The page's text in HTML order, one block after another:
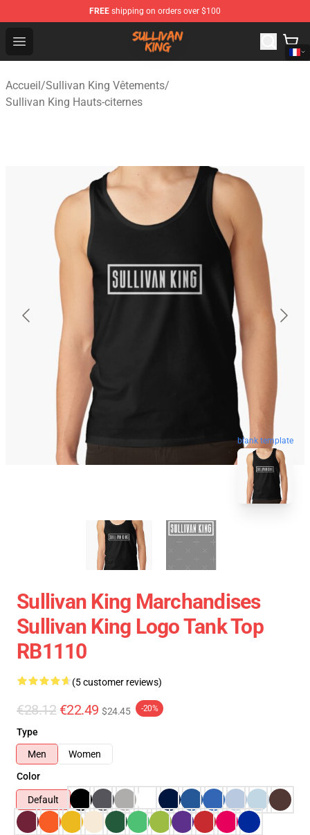
FREE shipping on orders over $100
Open menu
Sullivan King Shop - Official Sullivan King Merchandise
Accueil/Sullivan King Vêtements/
Sullivan King Hauts-citernes
blank template
Sullivan King Marchandises
Sullivan King Logo Tank Top
RB1110
(5 customer reviews)
€28.12 €22.49 $24.45 -20%
Type
Men
Women
Color
Default